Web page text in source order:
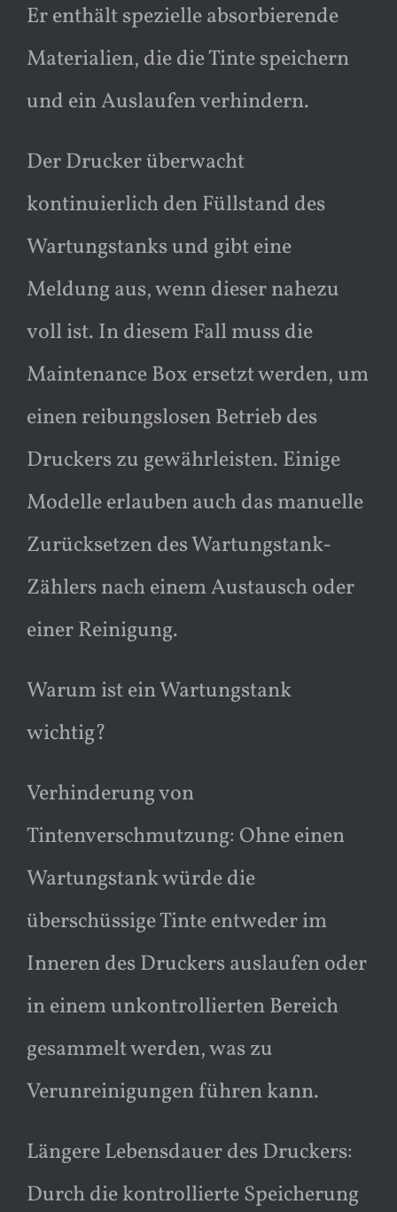
Er enthält spezielle absorbierende
Materialien, die die Tinte speichern
und ein Auslaufen verhindern.
Der Drucker überwacht
kontinuierlich den Füllstand des
Wartungstanks und gibt eine
Meldung aus, wenn dieser nahezu
voll ist. In diesem Fall muss die
Maintenance Box ersetzt werden, um
einen reibungslosen Betrieb des
Druckers zu gewährleisten. Einige
Modelle erlauben auch das manuelle
Zurücksetzen des Wartungstank-
Zählers nach einem Austausch oder
einer Reinigung.
Warum ist ein Wartungstank
wichtig?
Verhinderung von
Tintenverschmutzung: Ohne einen
Wartungstank würde die
überschüssige Tinte entweder im
Inneren des Druckers auslaufen oder
in einem unkontrollierten Bereich
gesammelt werden, was zu
Verunreinigungen führen kann.
Längere Lebensdauer des Druckers:
Durch die kontrollierte Speicherung